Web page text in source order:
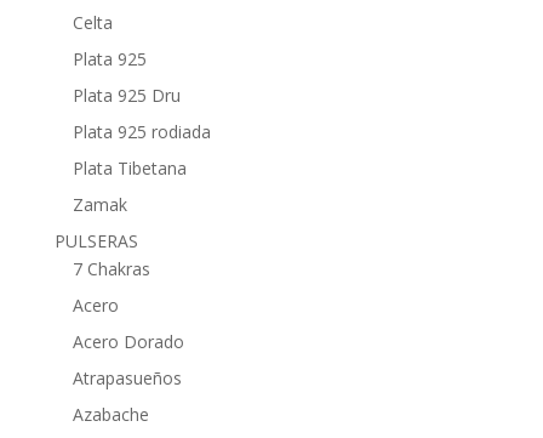
Celta
Plata 925
Plata 925 Dru
Plata 925 rodiada
Plata Tibetana
Zamak
PULSERAS
7 Chakras
Acero
Acero Dorado
Atrapasueños
Azabache